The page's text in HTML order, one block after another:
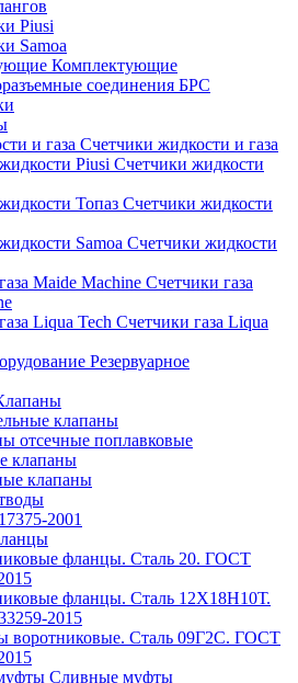
Piusi
Samoa
Комплектующие
соединения БРС
Счетчики жидкости и газа
Счетчики жидкости
Счетчики жидкости
Счетчики жидкости
Счетчики газа
Счетчики газа Liqua
Резервуарное
клапаны
отсечные поплавковые
клапаны
клапаны
2001
фланцы. Сталь 20. ГОСТ
фланцы. Сталь 12Х18Н10Т.
2015
воротниковые. Сталь 09Г2С. ГОСТ
Сливные муфты